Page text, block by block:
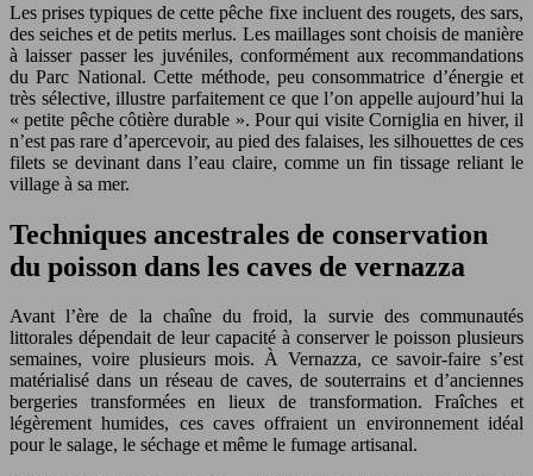
Les prises typiques de cette pêche fixe incluent des rougets, des sars,
des seiches et de petits merlus. Les maillages sont choisis de manière
à laisser passer les juvéniles, conformément aux recommandations
du Parc National. Cette méthode, peu consommatrice d’énergie et
très sélective, illustre parfaitement ce que l’on appelle aujourd’hui la
« petite pêche côtière durable ». Pour qui visite Corniglia en hiver, il
n’est pas rare d’apercevoir, au pied des falaises, les silhouettes de ces
filets se devinant dans l’eau claire, comme un fin tissage reliant le
village à sa mer.
Techniques ancestrales de conservation
du poisson dans les caves de vernazza
Avant l’ère de la chaîne du froid, la survie des communautés
littorales dépendait de leur capacité à conserver le poisson plusieurs
semaines, voire plusieurs mois. À Vernazza, ce savoir-faire s’est
matérialisé dans un réseau de caves, de souterrains et d’anciennes
bergeries transformées en lieux de transformation. Fraîches et
légèrement humides, ces caves offraient un environnement idéal
pour le salage, le séchage et même le fumage artisanal.